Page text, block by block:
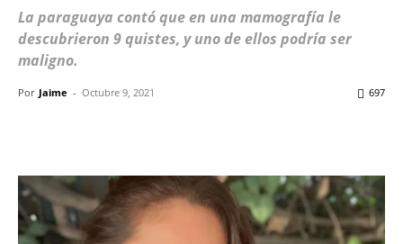
La paraguaya contó que en una mamografía le
descubrieron 9 quistes, y uno de ellos podría ser
maligno.
Por Jaime - Octubre 9, 2021 697